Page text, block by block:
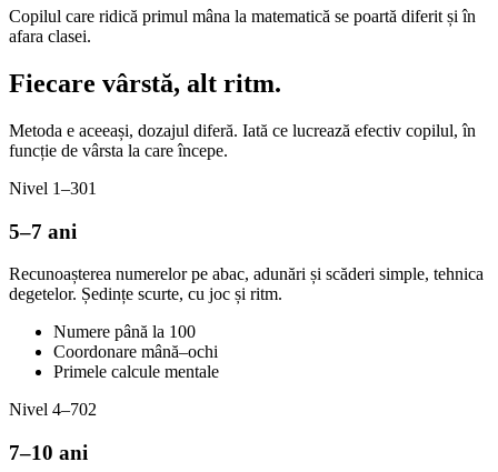
Copilul care ridică primul mâna la matematică se poartă diferit și în
afara clasei.
Fiecare vârstă, alt ritm.
Metoda e aceeași, dozajul diferă. Iată ce lucrează efectiv copilul, în
funcție de vârsta la care începe.
Nivel 1–301
5–7 ani
Recunoașterea numerelor pe abac, adunări și scăderi simple, tehnica
degetelor. Ședințe scurte, cu joc și ritm.
Numere până la 100
Coordonare mână–ochi
Primele calcule mentale
Nivel 4–702
7–10 ani